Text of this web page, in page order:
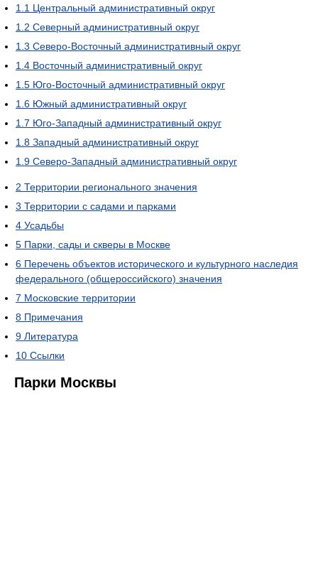
1.1 Центральный административный округ
1.2 Северный административный округ
1.3 Северо-Восточный административный округ
1.4 Восточный административный округ
1.5 Юго-Восточный административный округ
1.6 Южный административный округ
1.7 Юго-Западный административный округ
1.8 Западный административный округ
1.9 Северо-Западный административный округ
2 Территории регионального значения
3 Территории с садами и парками
4 Усадьбы
5 Парки, сады и скверы в Москве
6 Перечень объектов исторического и культурного наследия
федерального (общероссийского) значения
7 Московские территории
8 Примечания
9 Литература
10 Ссылки
Парки Москвы